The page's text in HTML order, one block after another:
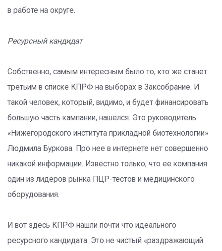
в работе на округе.
Ресурсный кандидат
Собственно, самым интересным было то, кто же станет
третьим в списке КПРФ на выборах в Заксобрание. И
такой человек, который, видимо, и будет финансировать
большую часть кампании, нашелся. Это руководитель
«Нижегородского института прикладной биотехнологии»
Людмила Буркова. Про нее в интернете нет совершенно
никакой информации. Известно только, что ее компания
один из лидеров рынка ПЦР-тестов и медицинского
оборудования.
И вот здесь КПРФ нашли почти что идеального
ресурсного кандидата. Это не чистый «раздражающий